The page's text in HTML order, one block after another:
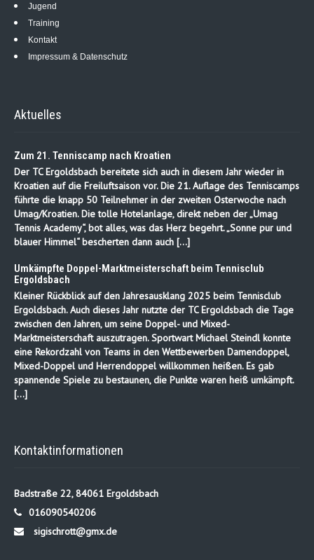
Jugend
Training
Kontakt
Impressum & Datenschutz
Aktuelles
Zum 21. Tenniscamp nach Kroatien
Der TC Ergoldsbach bereitete sich auch in diesem Jahr wieder in
Kroatien auf die Freiluftsaison vor. Die 21. Auflage des Tenniscamps
führte die knapp 50 Teilnehmer in der zweiten Osterwoche nach
Umag/Kroatien. Die tolle Hotelanlage, direkt neben der „Umag
Tennis Academy“, bot alles, was das Herz begehrt. „Sonne pur und
blauer Himmel“ bescherten dann auch […]
Umkämpfte Doppel-Marktmeisterschaft beim Tennisclub
Ergoldsbach
Kleiner Rückblick auf den Jahresausklang 2025 beim Tennisclub
Ergoldsbach. Auch dieses Jahr nutzte der TC Ergoldsbach die Tage
zwischen den Jahren, um seine Doppel- und Mixed-
Marktmeisterschaft auszutragen. Sportwart Michael Steindl konnte
eine Rekordzahl von Teams in den Wettbewerben Damendoppel,
Mixed-Doppel und Herrendoppel willkommen heißen. Es gab
spannende Spiele zu bestaunen, die Punkte waren heiß umkämpft.
[…]
Kontaktinformationen
Badstraße 22, 84061 Ergoldsbach
016090540206
sigischrott@gmx.de